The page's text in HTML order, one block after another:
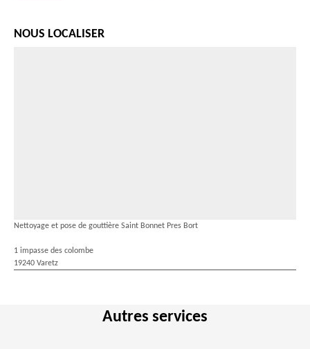
NOUS LOCALISER
Nettoyage et pose de gouttière Saint Bonnet Pres Bort
1 impasse des colombe
19240 Varetz
Autres services